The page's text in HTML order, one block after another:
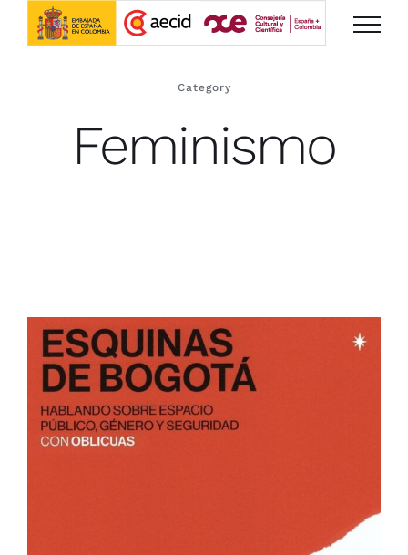
Saltar
Category
Feminismo